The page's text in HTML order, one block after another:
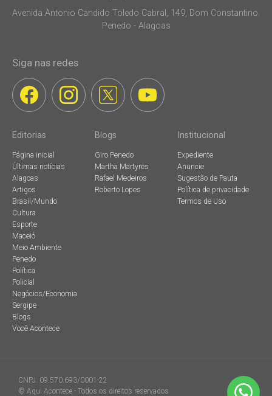
Avenida Antonio Candido Toledo Cabral, 149, Dom Constantino.
Penedo - Alagoas
Siga nas redes
Editorias
Página inicial
Últimas notícias
Alagoas
Artigos
Brasil/Mundo
Cultura
Esporte
Maceió
Meio Ambiente
Penedo
Política
Policial
Negócios/Economia
Sergipe
Blogs
Você Acontece
Blogs
Giro Penedo
Martha Martyres
Rafael Medeiros
Roberto Lopes
Institucional
Expediente
Anuncie
Sugestão de Pauta
Política de privacidade
Termos de Uso
CNPJ: 09.570.693/0001-22
© Aqui Acontece - Todos os direitos reservados